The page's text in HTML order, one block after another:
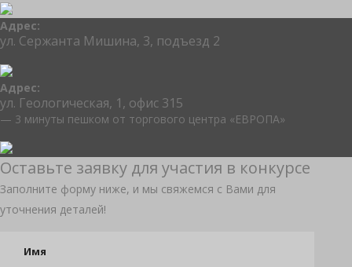
Адрес:
ул. Сержанта Мишина, 3, подъезд 2
Адрес:
ул. Геологическая, 1, офис 315
— 3 минуты пешком от торгового центра «ЕВРОПА»
Оставьте заявку для участия в конкурсе
Заполните форму ниже, и мы свяжемся с Вами для
уточнения деталей!